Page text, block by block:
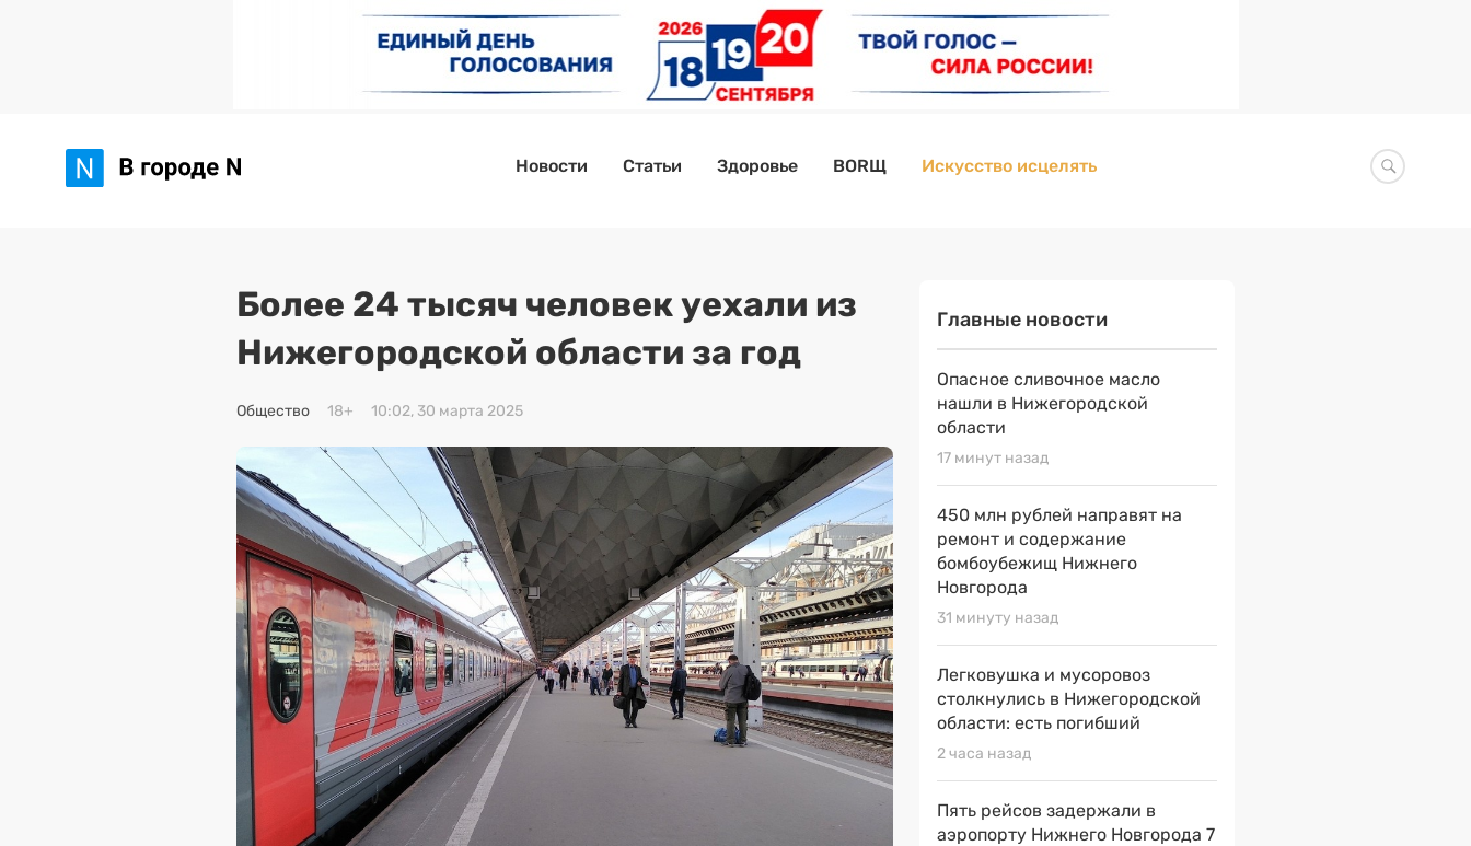
Новости Статьи Здоровье BORЩ Искусство исцелять
Более 24 тысяч человек уехали из
Нижегородской области за год
Общество 18+ 10:02, 30 марта 2025
Главные новости
Опасное сливочное масло
нашли в Нижегородской
области
17 минут назад
450 млн рублей направят на
ремонт и содержание
бомбоубежищ Нижнего
Новгорода
31 минуту назад
Легковушка и мусоровоз
столкнулись в Нижегородской
области: есть погибший
2 часа назад
Пять рейсов задержали в
аэропорту Нижнего Новгорода 7